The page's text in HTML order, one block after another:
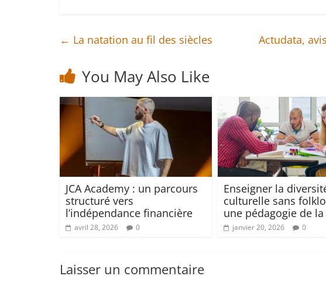
← La natation au fil des siècles Actudata,
You May Also Like
JCA Academy : un parcours
structuré vers
l’indépendance financière
avril 28, 2026 0
Enseigner la
culturelle sans
une pédagogie de
janvier 20, 2026 0
Laisser un commentaire